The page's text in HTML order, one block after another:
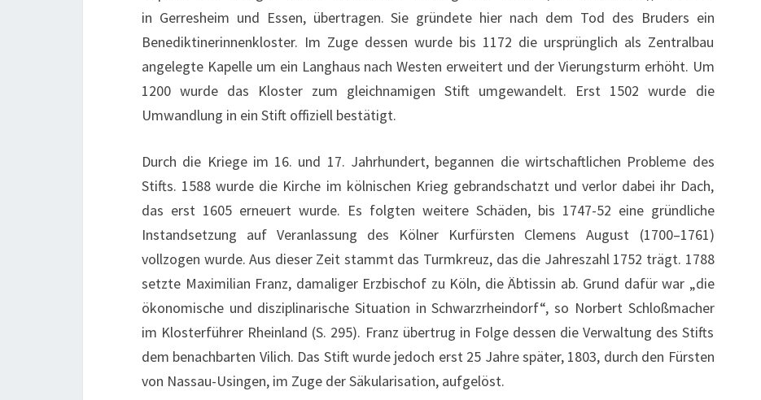
in Gerresheim und Essen, übertragen. Sie gründete hier nach dem Tod des Bruders ein
Benediktinerinnenkloster. Im Zuge dessen wurde bis 1172 die ursprünglich als Zentralbau
angelegte Kapelle um ein Langhaus nach Westen erweitert und der Vierungsturm erhöht. Um
1200 wurde das Kloster zum gleichnamigen Stift umgewandelt. Erst 1502 wurde die
Umwandlung in ein Stift offiziell bestätigt.
Durch die Kriege im 16. und 17. Jahrhundert, begannen die wirtschaftlichen Probleme des
Stifts. 1588 wurde die Kirche im kölnischen Krieg gebrandschatzt und verlor dabei ihr Dach,
das erst 1605 erneuert wurde. Es folgten weitere Schäden, bis 1747-52 eine gründliche
Instandsetzung auf Veranlassung des Kölner Kurfürsten Clemens August (1700–1761)
vollzogen wurde. Aus dieser Zeit stammt das Turmkreuz, das die Jahreszahl 1752 trägt. 1788
setzte Maximilian Franz, damaliger Erzbischof zu Köln, die Äbtissin ab. Grund dafür war „die
ökonomische und disziplinarische Situation in Schwarzrheindorf“, so Norbert Schloßmacher
im Klosterführer Rheinland (S. 295). Franz übertrug in Folge dessen die Verwaltung des Stifts
dem benachbarten Vilich. Das Stift wurde jedoch erst 25 Jahre später, 1803, durch den Fürsten
von Nassau-Usingen, im Zuge der Säkularisation, aufgelöst.